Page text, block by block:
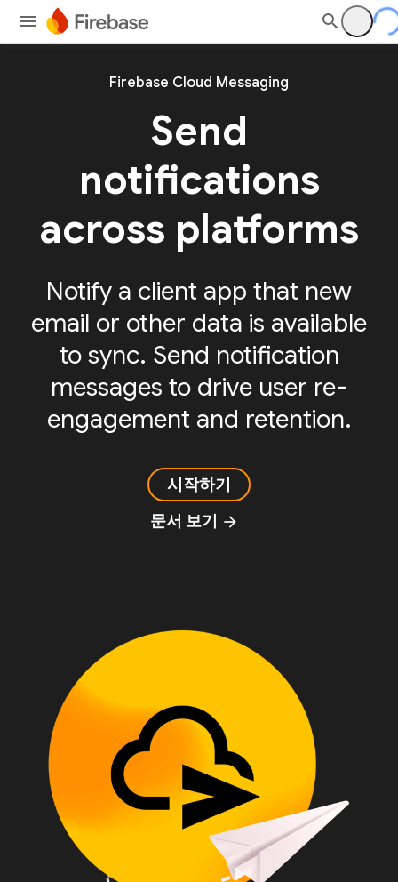
Firebase Cloud Messaging
Send
notifications
across platforms
Notify a client app that new
email or other data is available
to sync. Send notification
messages to drive user re-
engagement and retention.
시작하기
문서 보기
arrow_forward